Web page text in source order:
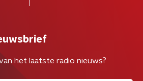
het laatste radio nieuws?